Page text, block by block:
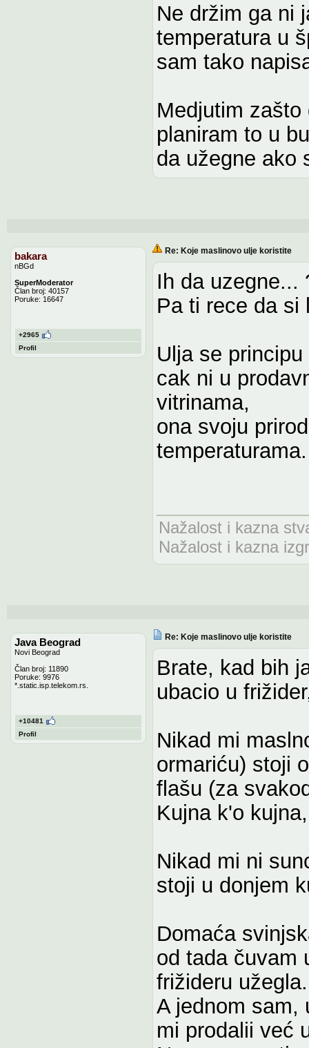
Ne držim ga ni
temperatura u
sam tako
Medjutim
planiram to u
da užegne ako
bakara
nBGd
SuperModerator
Član broj: 40157
Poruke: 16647
+2965
Profil
Re: Koje maslinovo ulje koristite
Ih da uzegne...
Pa ti rece da si
Ulja se
cak ni u
vitrinama,
ona svoju
temperaturama.
Nažalost i kazna
Nažalost i kazna
Java Beograd
Novi Beograd
Član broj: 11890
Poruke: 9976
*.static.isp.telekom.rs.
+10481
Profil
Re: Koje maslinovo ulje koristite
Brate, kad bih
ubacio u
Nikad mi
ormariću) stoji
flašu (za
Kujna k'o
Nikad mi ni
stoji u donjem
Domaća
od tada čuvam
frižideru užegla.
A jednom sam,
mi prodalii već